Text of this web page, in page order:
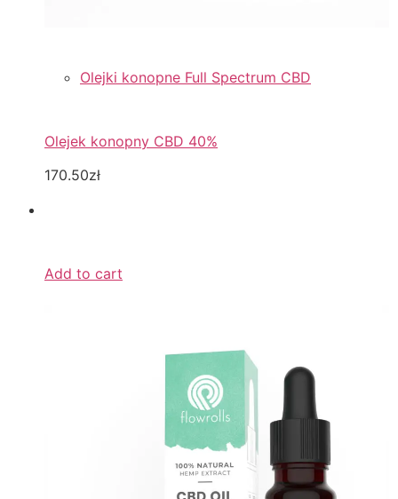
Olejki konopne Full Spectrum CBD
Olejek konopny CBD 40%
170.50zł
Add to cart